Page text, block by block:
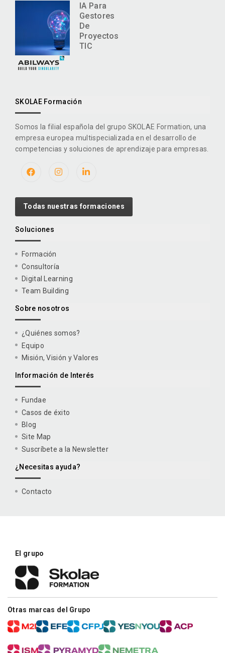
IA Para
Gestores
De
Proyectos
TIC
SKOLAE Formación
Somos la filial española del grupo SKOLAE Formation, una
empresa europea multispecializada en el desarrollo de
competencias y soluciones de aprendizaje para empresas.
Todas nuestras formaciones
Soluciones
Formación
Consultoría
Digital Learning
Team Building
Sobre nosotros
¿Quiénes somos?
Equipo
Misión, Visión y Valores
Información de Interés
Fundae
Casos de éxito
Blog
Site Map
Suscríbete a la Newsletter
¿Necesitas ayuda?
Contacto
El grupo
Otras marcas del Grupo